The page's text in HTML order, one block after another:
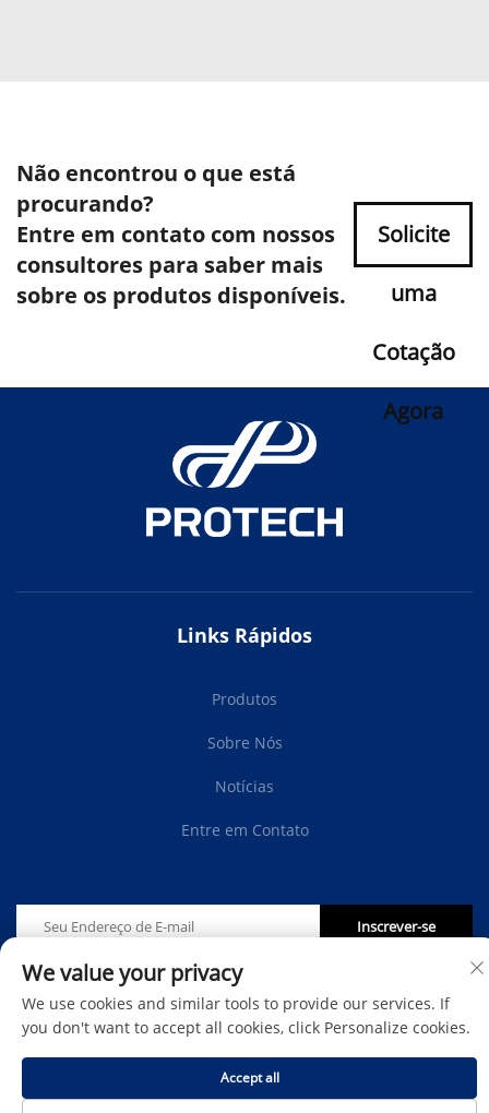
Não encontrou o que está
procurando?
Entre em contato com nossos
consultores para saber mais
sobre os produtos disponíveis.
Solicite
uma
Cotação
Agora
Links Rápidos
Produtos
Sobre Nós
Notícias
Entre em Contato
Inscrever-se
Direitos autorais © Protech Autoparts Co.,Ltd. Todos os
direitos reservados - Política de Privacidade - Blog
We value your privacy
We use cookies and similar tools to provide our services. If
you don't want to accept all cookies, click Personalize cookies.
Accept all